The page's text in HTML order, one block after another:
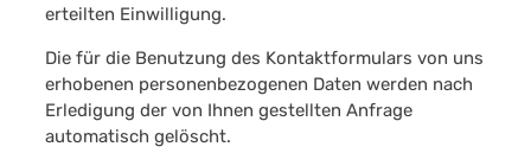
erteilten Einwilligung.
Die für die Benutzung des Kontaktformulars von uns
erhobenen personenbezogenen Daten werden nach
Erledigung der von Ihnen gestellten Anfrage
automatisch gelöscht.